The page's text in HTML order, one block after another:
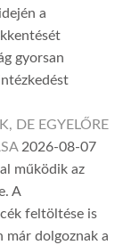
a
gyorsan
DE EGYELŐRE
2026-08-07
működik az
A
feltöltése is
már dolgoznak a